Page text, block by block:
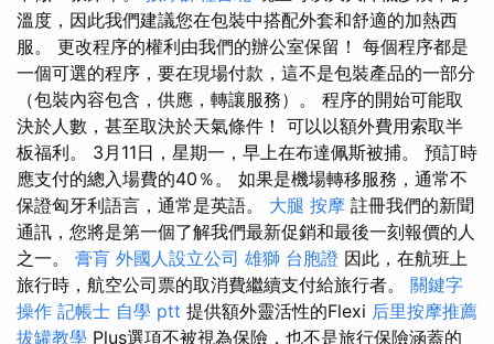
溫度，因此我們建議您在包裝中搭配外套和舒適的加熱西
服。 更改程序的權利由我們的辦公室保留！ 每個程序都是
一個可選的程序，要在現場付款，這不是包裝產品的一部分
（包裝內容包含，供應，轉讓服務）。 程序的開始可能取
決於人數，甚至取決於天氣條件！ 可以以額外費用索取半
板福利。 3月11日，星期一，早上在布達佩斯被捕。 預訂時
應支付的總入場費的40％。 如果是機場轉移服務，通常不
保證匈牙利語言，通常是英語。 大腿 按摩 註冊我們的新聞
通訊，您將是第一個了解我們最新促銷和最後一刻報價的人
之一。 膏肓 外國人設立公司 雄獅 台胞證 因此，在航班上
旅行時，航空公司票的取消費繼續支付給旅行者。 關鍵字
操作 記帳士 自學 ptt 提供額外靈活性的Flexi 后里按摩推薦
拔罐教學 Plus選項不被視為保險，也不是旅行保險涵蓋的